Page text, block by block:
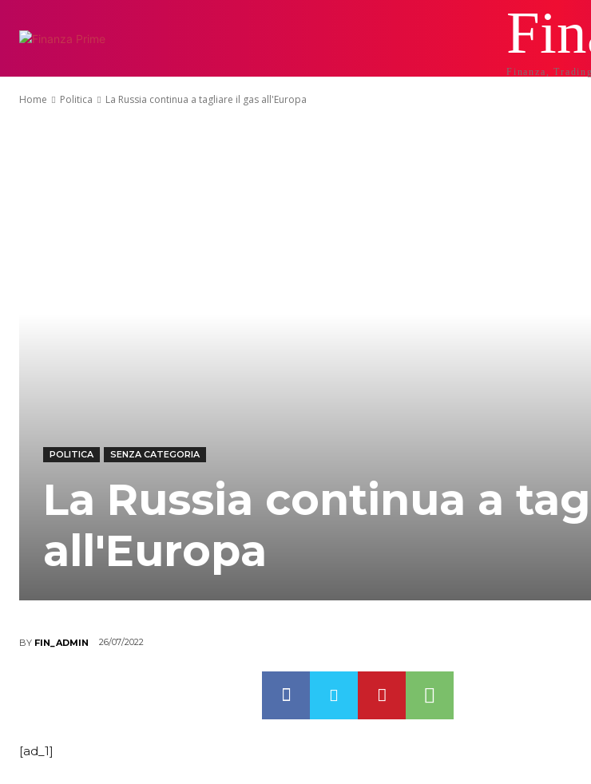
Finanza,
Home Politica La Russia continua a tagliare il gas all'Europa
POLITICA SENZA CATEGORIA
La Russia continua a
all'Europa
BY FIN_ADMIN 26/07/2022
[ad_1]